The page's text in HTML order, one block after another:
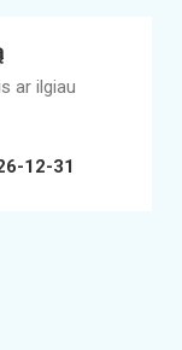
ar ilgiau
12-31